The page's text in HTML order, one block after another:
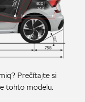
Prečítajte si
tohto modelu.